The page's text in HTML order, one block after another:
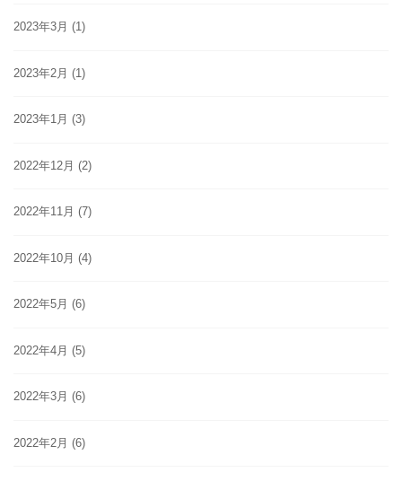
2023年3月 (1)
2023年2月 (1)
2023年1月 (3)
2022年12月 (2)
2022年11月 (7)
2022年10月 (4)
2022年5月 (6)
2022年4月 (5)
2022年3月 (6)
2022年2月 (6)